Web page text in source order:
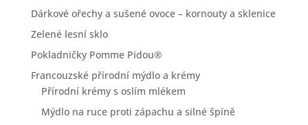
Dárkové ořechy a sušené ovoce – kornouty a sklenice
Zelené lesní sklo
Pokladničky Pomme Pidou®
Francouzské přírodní mýdlo a krémy
Přírodní krémy s oslím mlékem
Mýdlo na ruce proti zápachu a silné špíně